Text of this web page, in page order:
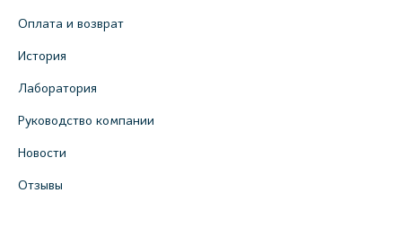
Оплата и возврат
История
Лаборатория
Руководство компании
Новости
Отзывы